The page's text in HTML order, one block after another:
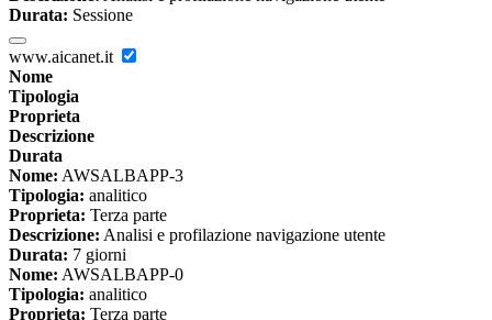
Durata: Sessione
www.aicanet.it
Nome
Tipologia
Proprieta
Descrizione
Durata
Nome: AWSALBAPP-3
Tipologia: analitico
Proprieta: Terza parte
Descrizione: Analisi e profilazione navigazione utente
Durata: 7 giorni
Nome: AWSALBAPP-0
Tipologia: analitico
Proprieta: Terza parte